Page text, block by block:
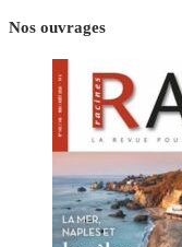
Nos ouvrages